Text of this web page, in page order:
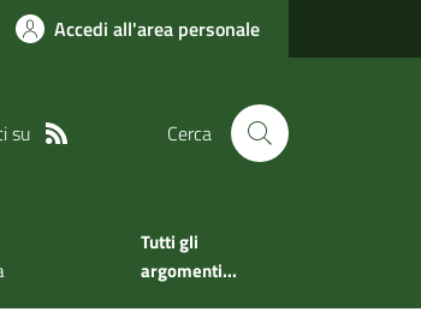
Accedi all'area personale
su Cerca
Tutti gli
argomenti...